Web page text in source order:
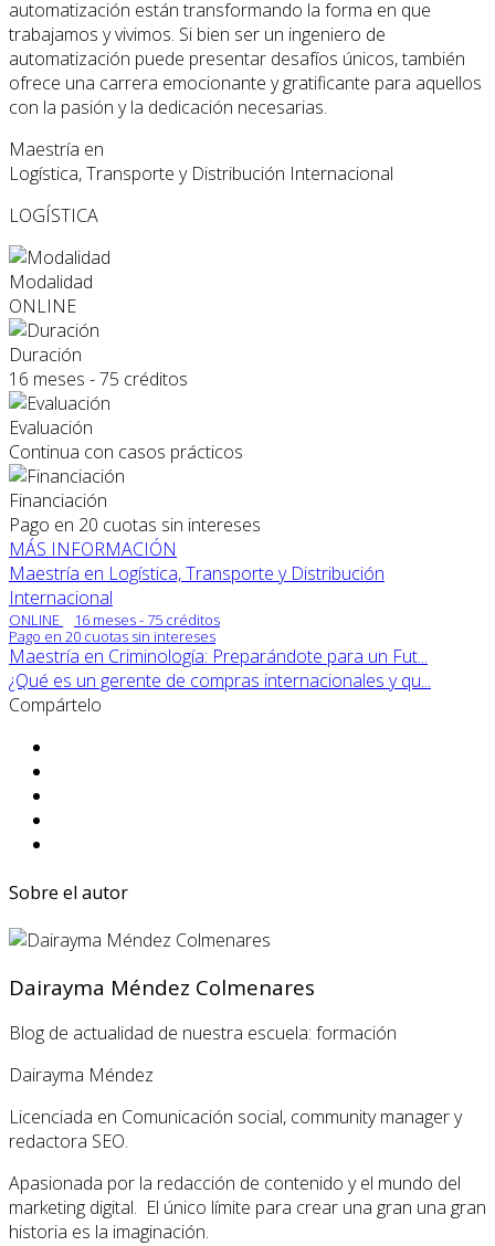
automatización están transformando la forma en que
trabajamos y vivimos. Si bien ser un ingeniero de
automatización puede presentar desafíos únicos, también
ofrece una carrera emocionante y gratificante para aquellos
con la pasión y la dedicación necesarias.
Maestría en
Logística, Transporte y Distribución Internacional
LOGÍSTICA
Modalidad
ONLINE
Duración
16 meses - 75 créditos
Evaluación
Continua con casos prácticos
Financiación
Pago en 20 cuotas sin intereses
MÁS INFORMACIÓN
Maestría en Logística, Transporte y Distribución
Internacional
ONLINE
16 meses - 75 créditos
Pago en 20 cuotas sin intereses
Maestría en Criminología: Preparándote para un Fut...
¿Qué es un gerente de compras internacionales y qu...
Compártelo
Sobre el autor
Dairayma Méndez Colmenares
Blog de actualidad de nuestra escuela: formación
Dairayma Méndez
Licenciada en Comunicación social, community manager y
redactora SEO.
Apasionada por la redacción de contenido y el mundo del
marketing digital. El único límite para crear una gran una gran
historia es la imaginación.